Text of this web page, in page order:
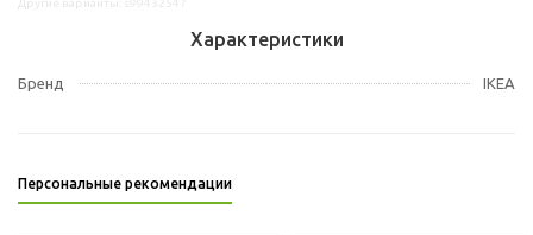
Характеристики
Бренд IKEA
Персональные рекомендации